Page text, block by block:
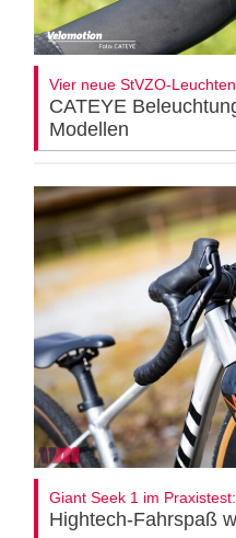
Vier neue StVZO-
CATEYE
Modellen
Giant Seek 1 im Praxistest:
Hightech-Fahrspaß